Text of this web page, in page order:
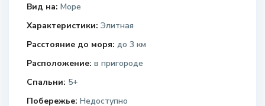
Вид на: Море
Характеристики: Элитная
Расстояние до моря: до 3 км
Расположение: в пригороде
Спальни: 5+
Побережье: Недоступно